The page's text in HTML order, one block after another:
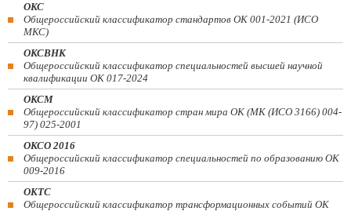
ОКС
Общероссийский классификатор стандартов ОК 001-2021 (ИСО
МКС)
ОКСВНК
Общероссийский классификатор специальностей высшей научной
квалификации ОК 017-2024
ОКСМ
Общероссийский классификатор стран мира ОК (МК (ИСО 3166) 004-
97) 025-2001
ОКСО 2016
Общероссийский классификатор специальностей по образованию ОК
009-2016
ОКТС
Общероссийский классификатор трансформационных событий ОК